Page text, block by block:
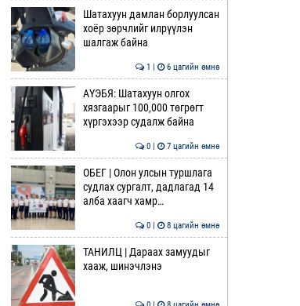
Шатахуун дамлан борлуулсан
хоёр зөрчлийг илрүүлэн
шалгаж байна
1 | 6 цагийн өмнө
АҮЭБЯ: Шатахуун олгох
хязгаарыг 100,000 төгрөгт
хүргэхээр судалж байна
0 | 7 цагийн өмнө
ОБЕГ | Олон улсын туршлага
судлах сургалт, дадлагад 14
алба хаагч хамр…
0 | 8 цагийн өмнө
ТАНИЛЦ | Дараах замуудыг
хааж, шинэчлэнэ